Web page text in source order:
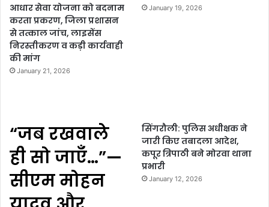
आधार सेवा योजना को बदनाम
करता प्रकरण, जिला प्रशासन
से तत्काल जांच, लाइसेंस
निरस्तीकरण व कड़ी कार्यवाही
की मांग
January 21, 2026
January 19, 2026
“जब रखवाले
ही सो जाएँ…”—
सीएम मोहन
सिंगरौली: पुलिस अधीक्षक ने
जारी किए तबादला आदेश,
कपूर त्रिपाठी बने मोरवा थाना
प्रभारी
January 12, 2026